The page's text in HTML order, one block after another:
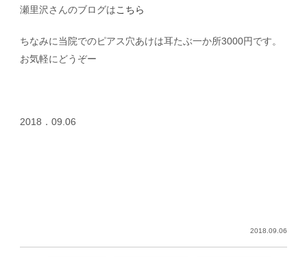
瀬里沢さんのブログはこちら
ちなみに当院でのピアス穴あけは耳たぶ一か所3000円です。
お気軽にどうぞー
2018．09.06
2018.09.06